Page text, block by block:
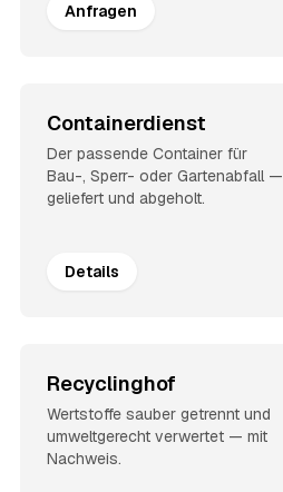
Anfragen
Containerdienst
Der passende Container für
Bau-, Sperr- oder Gartenabfall —
geliefert und abgeholt.
Details
Recyclinghof
Wertstoffe sauber getrennt und
umweltgerecht verwertet — mit
Nachweis.